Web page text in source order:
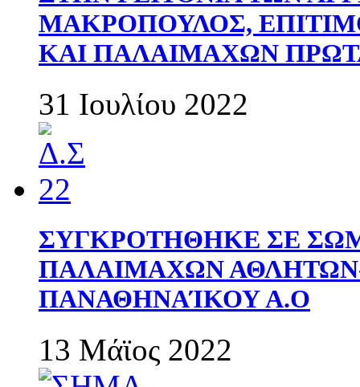
ΜΑΚΡΟΠΟΥΛΟΣ,
ΚΑΙ ΠΑΛΑΙΜΑΧΩΝ
31 Ιουλίου 2022
ΣΥΓΚΡΟΤΗΘΗΚΕ ΣΕ
ΠΑΛΑΙΜΑΧΩΝ
ΠΑΝΑΘΗΝΑΊΚΟΥ Α.Ο
13 Μάϊος 2022